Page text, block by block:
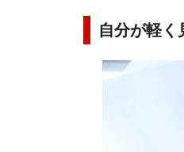
自分が軽く